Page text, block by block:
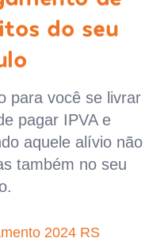
do seu
para você se livrar
pagar IPVA e
aquele alívio não
também no seu
2024 RS